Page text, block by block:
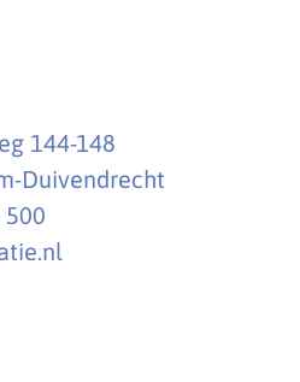
144-148
Duivendrecht
500